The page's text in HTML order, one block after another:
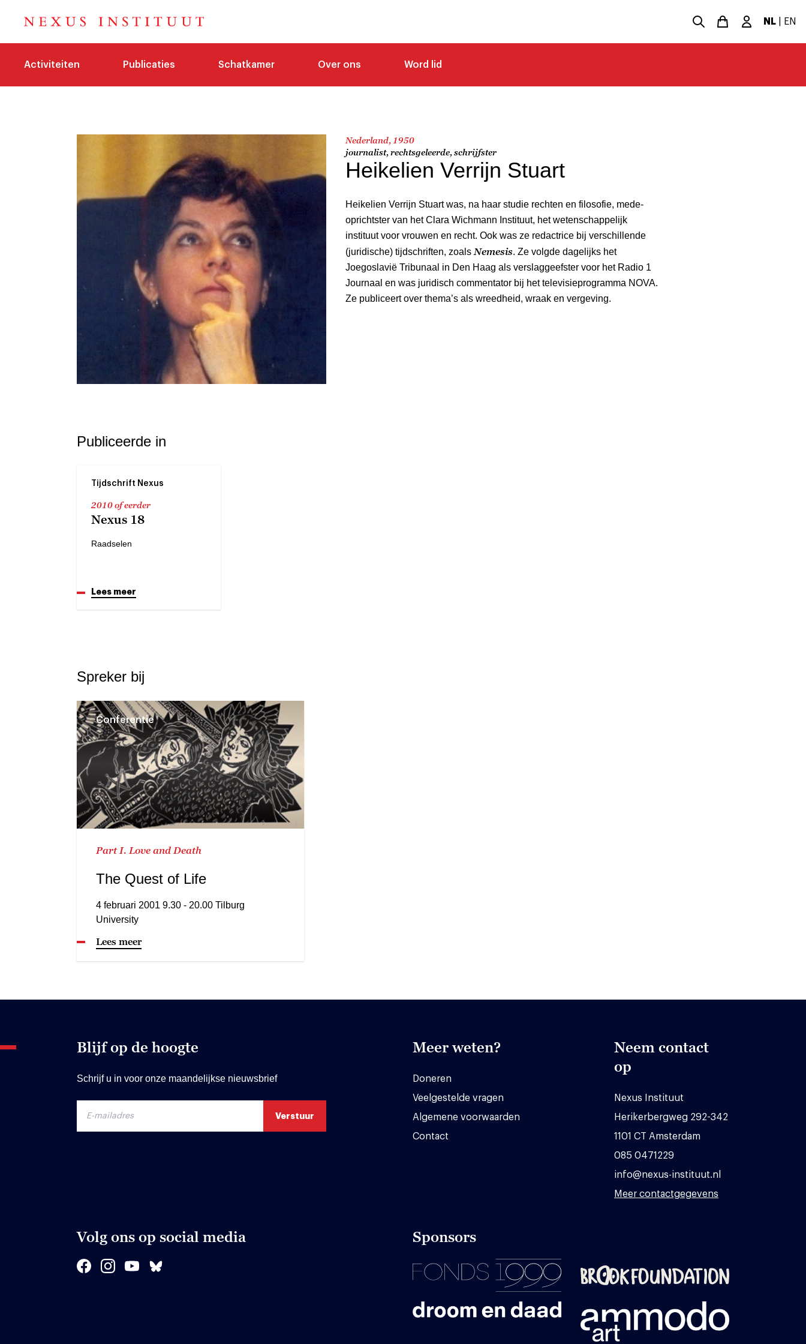
NL EN
Activiteiten Publicaties Schatkamer Over ons Word lid
Nederland, 1950
journalist, rechtsgeleerde, schrijfster
Heikelien Verrijn Stuart
Heikelien Verrijn Stuart was, na haar studie rechten en filosofie, mede-
oprichtster van het Clara Wichmann Instituut, het wetenschappelijk
instituut voor vrouwen en recht. Ook was ze redactrice bij verschillende
(juridische) tijdschriften, zoals Nemesis. Ze volgde dagelijks het
Joegoslavië Tribunaal in Den Haag als verslaggeefster voor het Radio 1
Journaal en was juridisch commentator bij het televisieprogramma NOVA.
Ze publiceert over thema’s als wreedheid, wraak en vergeving.
Publiceerde in
Tijdschrift Nexus
2010 of eerder
Nexus 18
Raadselen
Lees meer
Spreker bij
Conferentie
Part I. Love and Death
The Quest of Life
4 februari 2001 9.30 - 20.00 Tilburg
University
Lees meer
Blijf op de hoogte
Schrijf u in voor onze maandelijkse nieuwsbrief
Meer weten?
Doneren
Veelgestelde vragen
Algemene voorwaarden
Contact
Neem contact
op
Nexus Instituut
Herikerbergweg 292-342
1101 CT Amsterdam
085 0471229
info@nexus-instituut.nl
Meer contactgegevens
Volg ons op social media Sponsors